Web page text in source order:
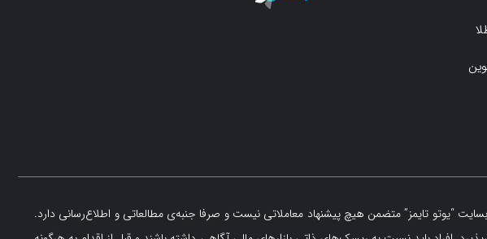
“یوتو تایمز” متضمن هیچ پیشنهاد معاملاتی نیست و صرفا جنبه‌ی مطالعاتی و اطلاع‌رسانی دارد.